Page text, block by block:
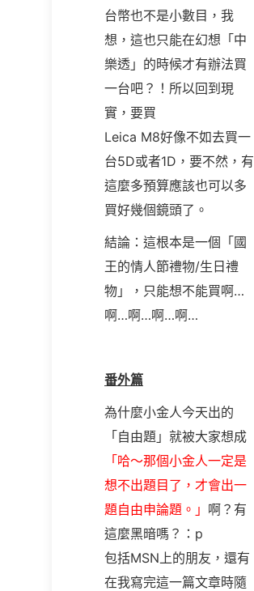
台幣也不是小數目，我
想，這也只能在幻想「中
樂透」的時候才有辦法買
一台吧？！所以回到現
實，要買
Leica M8好像不如去買一
台5D或者1D，要不然，有
這麼多預算應該也可以多
買好幾個鏡頭了。
結論：這根本是一個「國
王的情人節禮物/生日禮
物」，只能想不能買啊…
啊…啊…啊…啊…
番外篇
為什麼小金人今天出的
「自由題」就被大家想成
「哈～那個小金人一定是
想不出題目了，才會出一
題自由申論題。」 啊？有
這麼黑暗嗎？：p
包括MSN上的朋友，還有
在我寫完這一篇文章時隨